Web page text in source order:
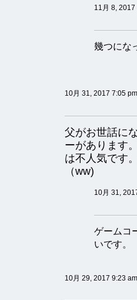
11月 8,
幾つにな
10月 31, 2017 7:05 pm
父がお世話に
ーがあります
は不人気です
（ww)
10月 31,
ゲームコ
いです。
10月 29, 2017 9:23 am